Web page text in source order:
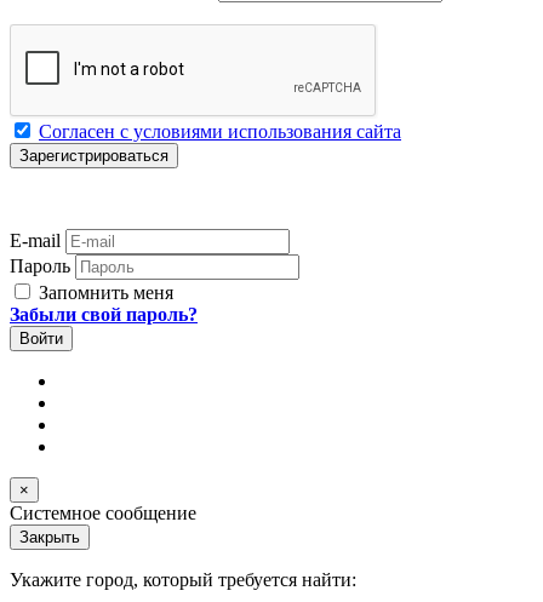
Согласен с условиями использования сайта
E-mail
Пароль
Запомнить меня
Забыли свой пароль?
×
Системное сообщение
Закрыть
Укажите город, который требуется найти: